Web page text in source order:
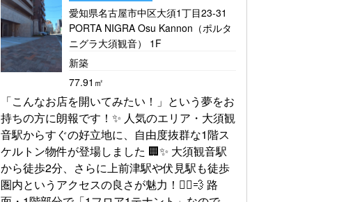
愛知県名古屋市中区大須1丁目23-31
PORTA NIGRA Osu Kannon（ポルタ
ニグラ大須観音） 1F
新築
77.91㎡
「こんなお店を開いてみたい！」という夢をお
持ちの方に朗報です！✨ 人気のエリア・大須観
音駅からすぐの好立地に、自由度抜群な1階ス
ケルトン物件が登場しました 🏢✨ 大須観音駅
から徒歩2分、さらに上前津駅や伏見駅も徒歩
圏内というアクセスの良さが魅力！🚶‍♀️💨 路